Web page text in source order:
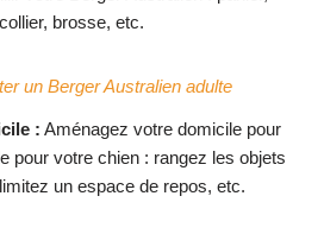
brosse, etc.
un Berger Australien adulte
: Aménagez votre domicile pour
pour votre chien : rangez les objets
un espace de repos, etc.